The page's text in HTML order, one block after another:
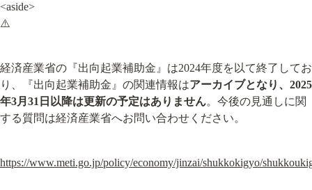
<aside>
⚠️
経済産業省の『出向起業補助金』は2024年度を以て終了してお
り、『出向起業補助金』の関連情報はアーカイブとなり、2025
年3月31日以降は更新の予定はありません。今後の見通しに関
する質問は経済産業省へお問い合わせください。
https://www.meti.go.jp/policy/economy/jinzai/shukkokigyo/